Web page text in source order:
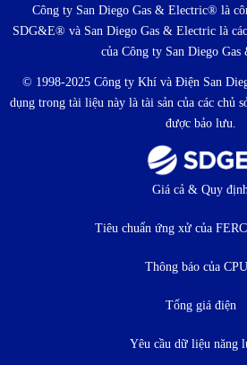
xãCông ty San Diego Gas & Electric® là
SDG&E® và San Diego Gas & Electric là
của Công ty San Diego
© 1998-2025 Công ty Khí và Điện San
dụng trong tài liệu này là tài sản của các chủ
được bảo lưu.
Giá cả & Quy
Tiêu chuẩn ứng xử của
Thông báo của
Tổng giá điện
Yêu cầu dữ liệu năng